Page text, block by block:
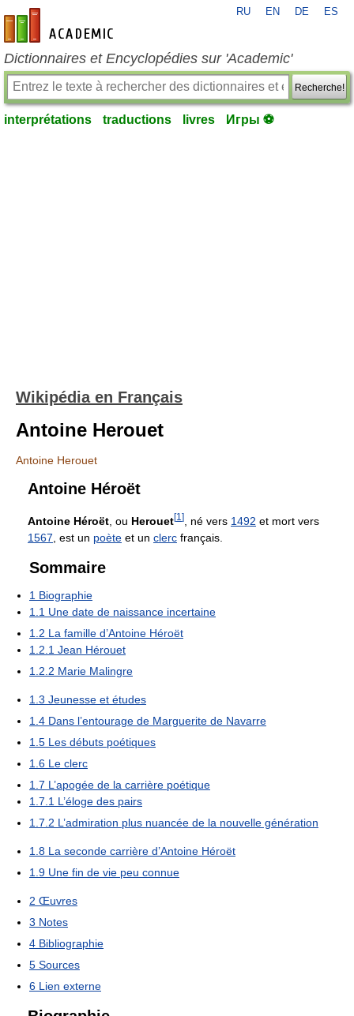
fr-academic.com
RU EN DE ES
Dictionnaires et Encyclopédies sur 'Academic'
Recherche!
interprétations traductions livres Игры ⚽
Wikipédia en Français
Antoine Herouet
Antoine Herouet
Antoine Héroët
Antoine Héroët , ou Herouet[1 ] , né vers 1492 et mort vers
1567 , est un poète et un clerc français.
Sommaire
1 Biographie
1.1 Une date de naissance incertaine
1.2 La famille d’Antoine Héroët
1.2.1 Jean Hérouet
1.2.2 Marie Malingre
1.3 Jeunesse et études
1.4 Dans l’entourage de Marguerite de Navarre
1.5 Les débuts poétiques
1.6 Le clerc
1.7 L’apogée de la carrière poétique
1.7.1 L’éloge des pairs
1.7.2 L’admiration plus nuancée de la nouvelle génération
1.8 La seconde carrière d’Antoine Héroët
1.9 Une fin de vie peu connue
2 Œuvres
3 Notes
4 Bibliographie
5 Sources
6 Lien externe